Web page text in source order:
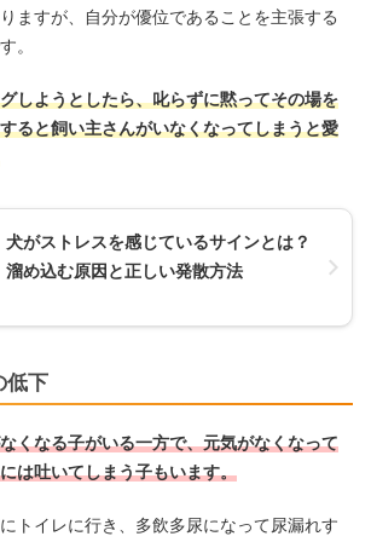
ますが、自分が優位であることを主張する
。
しようとしたら、叱らずに黙ってその場を
ると飼い主さんがいなくなってしまうと愛
犬がストレスを感じているサインとは？
溜め込む原因と正しい発散方法
低下
くなる子がいる一方で、元気がなくなって
は吐いてしまう子もいます。
トイレに行き、多飲多尿になって尿漏れす